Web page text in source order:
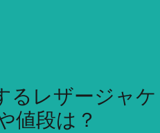
るレザージャケ
値段は？